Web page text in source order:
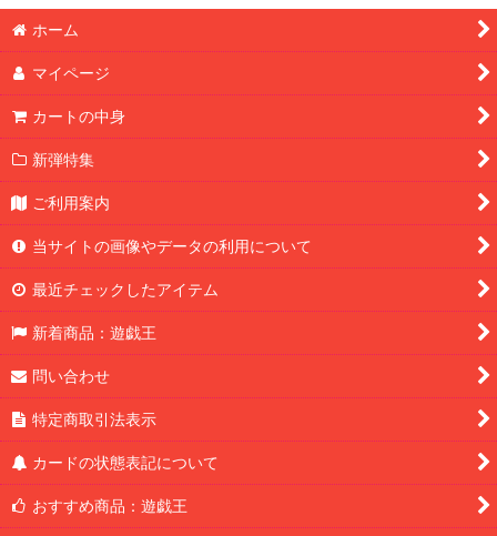
ホーム
マイページ
カートの中身
新弾特集
ご利用案内
当サイトの画像やデータの利用について
最近チェックしたアイテム
新着商品：遊戯王
問い合わせ
特定商取引法表示
カードの状態表記について
おすすめ商品：遊戯王